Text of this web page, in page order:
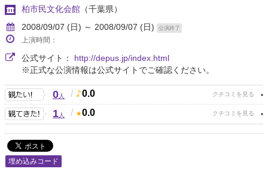
柏市民文化会館 （千葉県）
2008/09/07 (日) ～ 2008/09/07 (日)
公演終了
上演時間：
公式サイト： http://depus.jp/index.html
※正式な公演情報は公式サイトでご確認ください。
0人 / 0.0
1人 / 0.0
埋め込みコード